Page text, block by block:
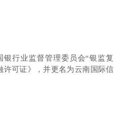
行业监督管理委员会“银监复
许可证》，并更名为云南国际信